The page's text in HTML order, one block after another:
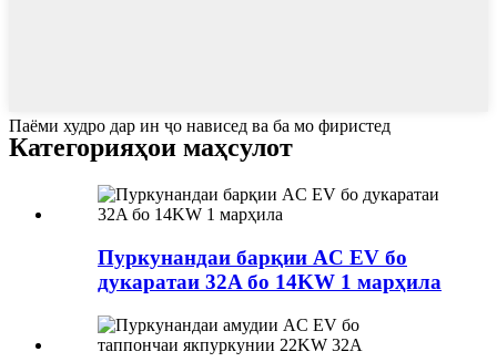
Паёми худро дар ин ҷо нависед ва ба мо фиристед
Категорияҳои маҳсулот
Пуркунандаи барқии AC EV бо
дукаратаи 32A бо 14KW 1 марҳила